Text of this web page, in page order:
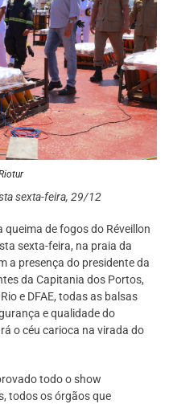
sexta-feira, 29/12
de fogos do Réveillon
sexta-feira, na praia da
a presença do presidente da
da Capitania dos Portos,
e DFAE, todas as balsas
e qualidade do
o céu carioca na virada do
todo o show
todos os órgãos que